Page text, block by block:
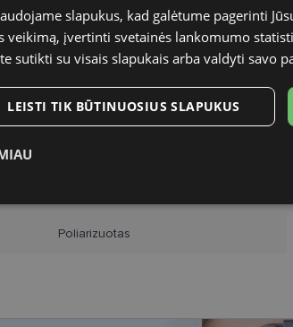
havana
Vyrams
Poliarizuotas
slapukus, kad galėtume pagerinti
veikimą, įvertinti svetainės lankomumo
sutikti su visais slapukais arba valdyti savo
LEISTI TIK BŪTINUOSIUS SLAPUKUS
Rinkodaros